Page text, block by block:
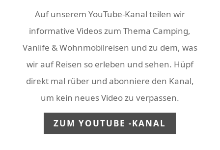
Auf unserem YouTube-Kanal teilen wir
informative Videos zum Thema Camping,
Vanlife & Wohnmobilreisen und zu dem, was
wir auf Reisen so erleben und sehen. Hüpf
direkt mal rüber und abonniere den Kanal,
um kein neues Video zu verpassen.
ZUM YOUTUBE -KANAL